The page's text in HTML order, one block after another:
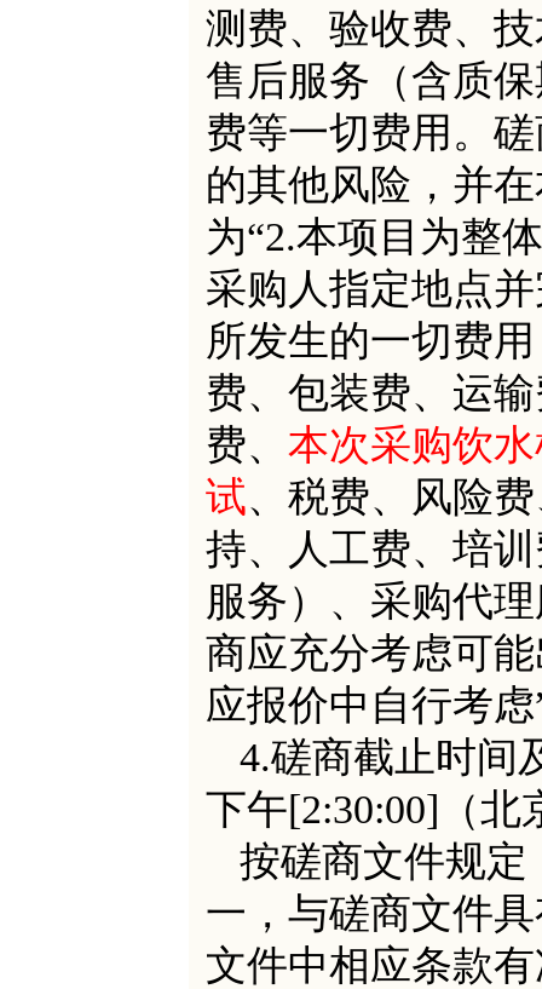
测费、验收费、
售后服务（含质
费等一切费用。
的其他风险 ， 并
为“2.本项目为整
采购人指定地点
所发生的一切费
费、包装费、运
费、 本次采购饮
试、 税费、风险
持、 人工费、 培
服务）、采购代
商应充分考虑可
应报价中自行考虑
4.磋商截止时间
下午[2:30:00]（
按磋商文件规定
一，与磋商文件
文件中相应条款